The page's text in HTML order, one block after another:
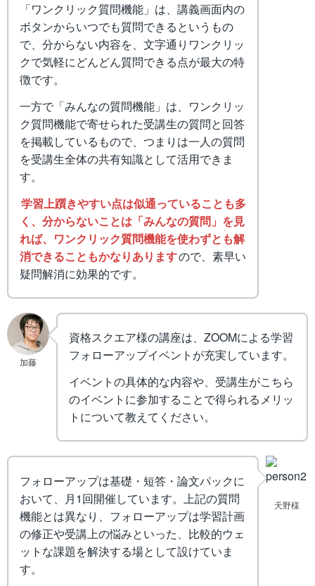
「ワンクリック質問機能」は、講義画面内の
ボタンからいつでも質問できるというもの
で、分からない内容を、文字通りワンクリッ
クで気軽にどんどん質問できる点が最大の特
徴です。
一方で「みんなの質問機能」は、ワンクリッ
ク質問機能で寄せられた受講生の質問と回答
を掲載しているもので、つまりは一人の質問
を受講生全体の共有知識として活用できま
す。
学習上躓きやすい点は似通っていることも多
く、分からないことは「みんなの質問」を見
れば、ワンクリック質問機能を使わずとも解
消できることもかなりありますので、素早い
疑問解消に効果的です。
加藤
資格スクエア様の講座は、ZOOMによる学習
フォローアップイベントが充実しています。
イベントの具体的な内容や、受講生がこちら
のイベントに参加することで得られるメリッ
トについて教えてください。
天野様
フォローアップは基礎・短答・論文パックに
おいて、月1回開催しています。上記の質問
機能とは異なり、フォローアップは学習計画
の修正や受講上の悩みといった、比較的ウェ
ットな課題を解決する場として設けていま
す。